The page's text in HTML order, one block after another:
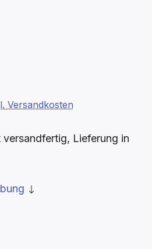
Versandkosten
Lieferung in